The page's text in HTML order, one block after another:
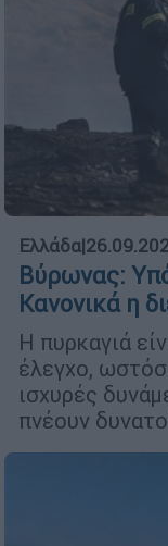
Ελλάδα|
Βύρωνας:
Κανονικά η
Η πυρκαγιά
έλεγχο,
ισχυρές
πνέουν